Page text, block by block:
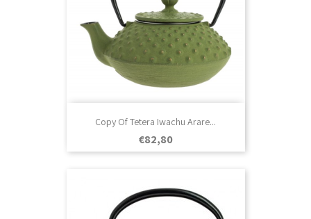
Copy Of Tetera Iwachu Arare...
Prezo
€82,80